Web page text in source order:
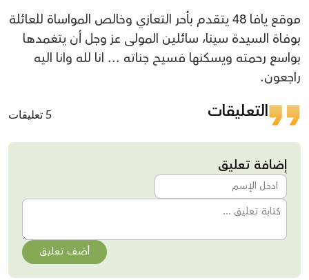
موقع يافا 48 يتقدم بأحر التعازي وخالص المواساة للعائلة
بوفاة السيدة سينا، سائلين المولى عز وجل أن يتغمدها
بواسع رحمته ويسكنها فسيح جناته ... انا لله وانا اليه
راجعون.
التعليقات 5 تعليقات
إضافة تعليق
أضف تعليق